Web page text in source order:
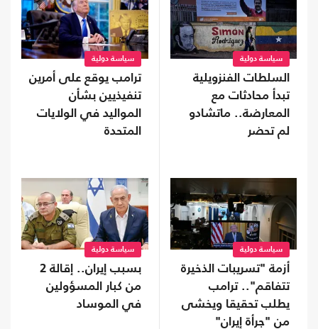
سياسة دولية
السلطات الفنزويلية
تبدأ محادثات مع
المعارضة.. ماتشادو
لم تحضر
سياسة دولية
ترامب يوقع على أمرين
تنفيذيين بشأن
المواليد في الولايات
المتحدة
سياسة دولية
أزمة "تسريبات الذخيرة
تتفاقم".. ترامب
يطلب تحقيقا ويخشى
من "جرأة إيران"
سياسة دولية
بسبب إيران.. إقالة 2
من كبار المسؤولين
في الموساد